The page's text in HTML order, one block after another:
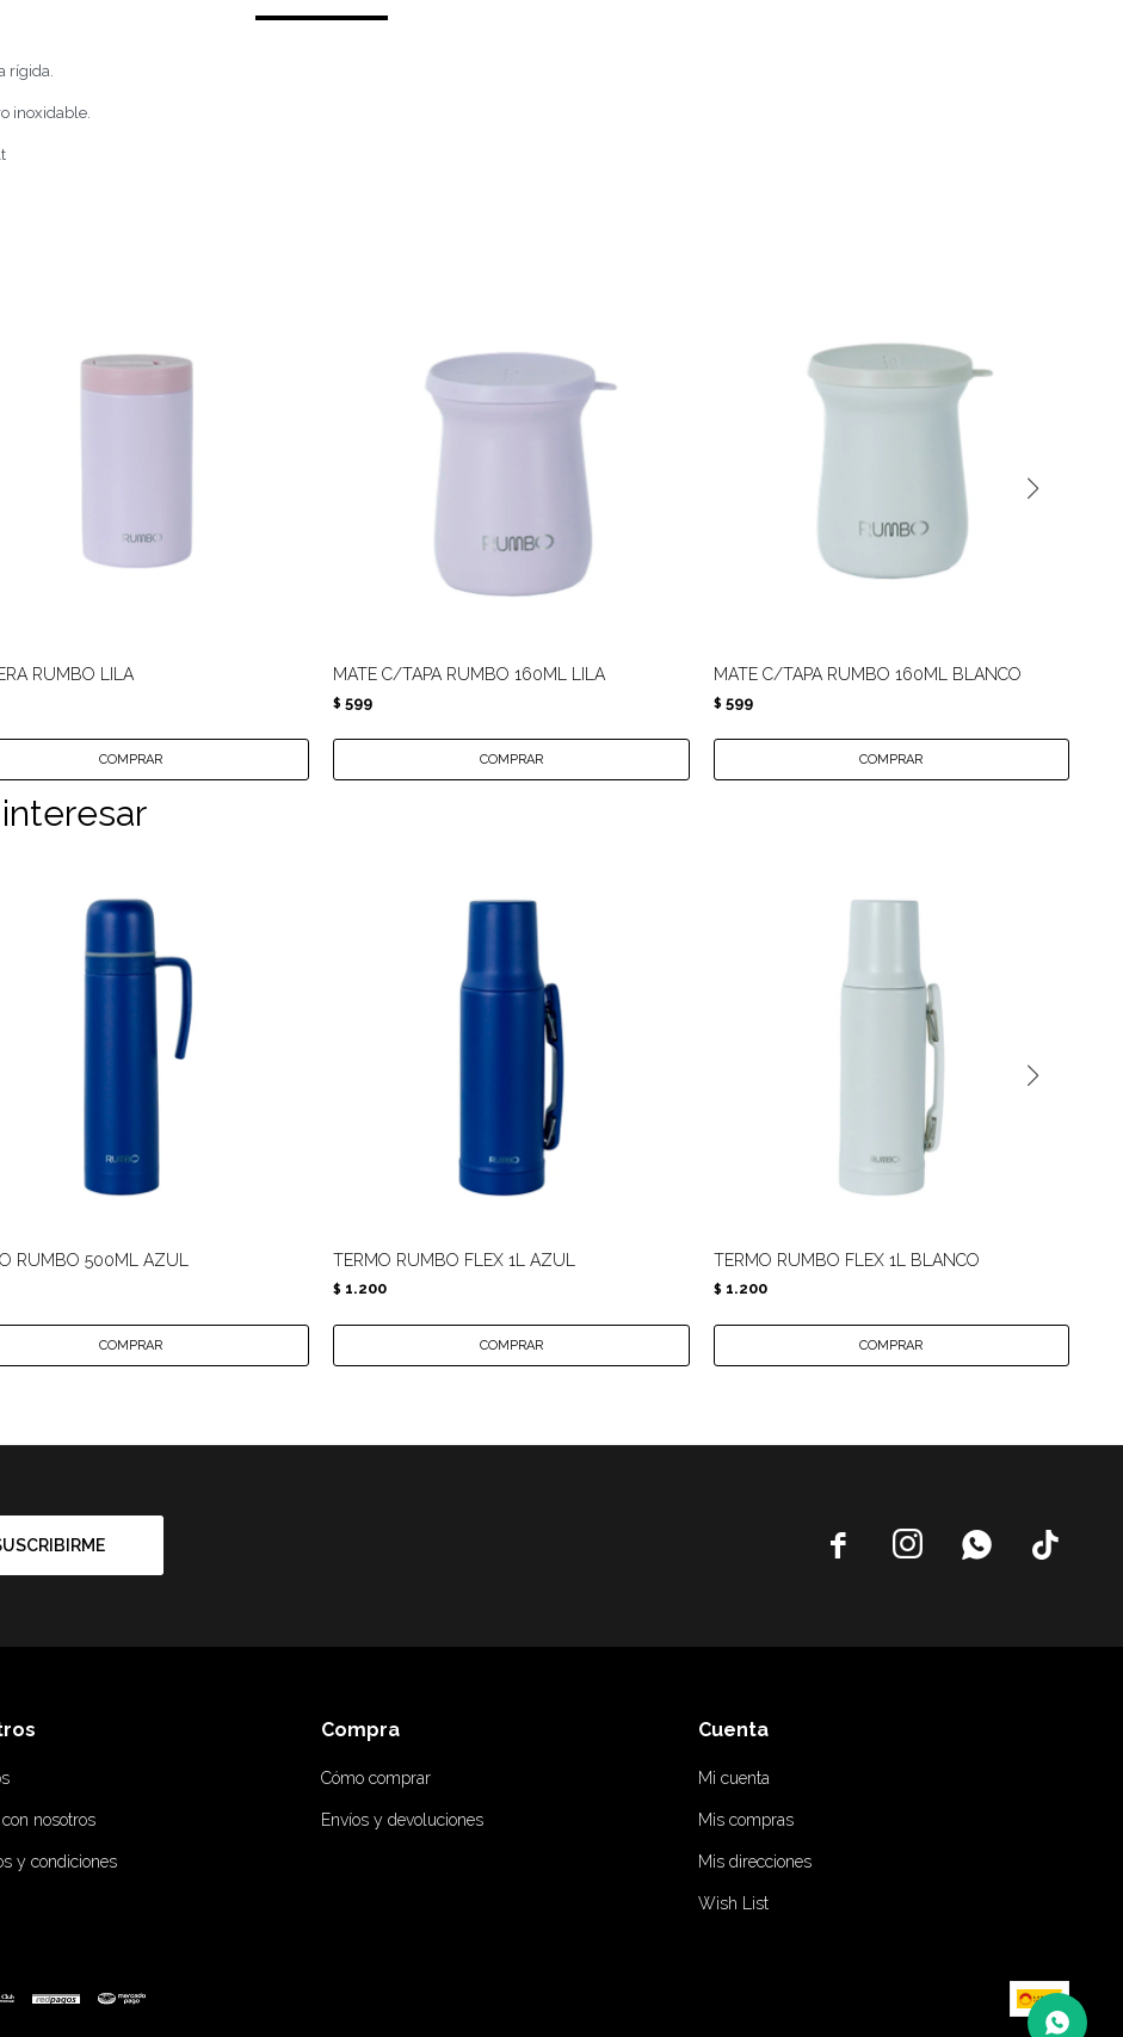
rígida.
inoxidable.
RUMBO LILA MATE C/TAPA RUMBO 160ML LILA
$ 599
MATE C/TAPA RUMBO 160ML BLANCO
$ 599
RUMBO 500ML AZUL TERMO RUMBO FLEX 1L AZUL
$ 1.200
TERMO RUMBO FLEX 1L BLANCO
$ 1.200
   
nosotros
y condiciones
Compra
Cómo comprar
Envíos y devoluciones
Cuenta
Mi cuenta
Mis compras
Mis direcciones
Wish List